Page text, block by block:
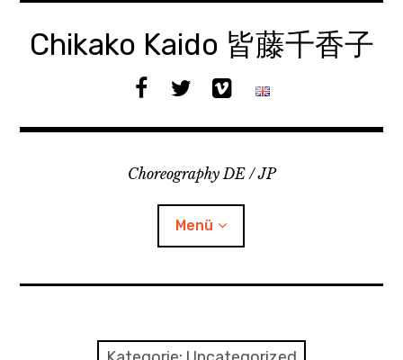
Inhalt
springenChikako Kaido 皆藤千香子
f
c
b
o
k
i
t
e
r
v
m
o
Choreography DE / JP
Menü
Biographie